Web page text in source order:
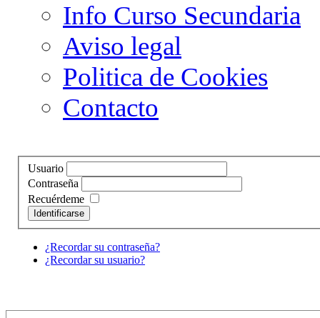
Info Curso Secundaria
Aviso legal
Politica de Cookies
Contacto
Usuario
Contraseña
Recuérdeme
Identificarse
¿Recordar su contraseña?
¿Recordar su usuario?